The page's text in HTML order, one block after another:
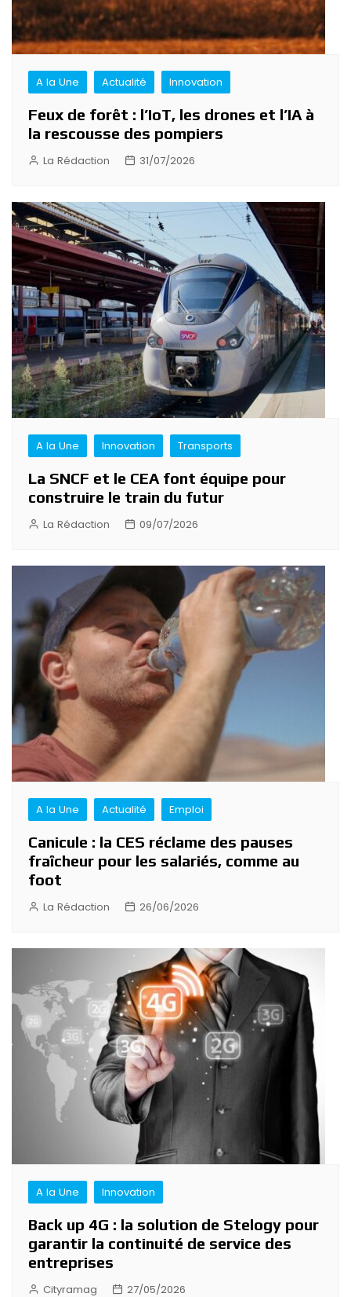
A la Une Actualité Innovation
Feux de forêt : l’IoT, les drones et l’IA à
la rescousse des pompiers
La Rédaction 31/07/2026
A la Une Innovation Transports
La SNCF et le CEA font équipe pour
construire le train du futur
La Rédaction 09/07/2026
A la Une Actualité Emploi
Canicule : la CES réclame des pauses
fraîcheur pour les salariés, comme au
foot
La Rédaction 26/06/2026
A la Une Innovation
Back up 4G : la solution de Stelogy pour
garantir la continuité de service des
entreprises
Cityramag 27/05/2026